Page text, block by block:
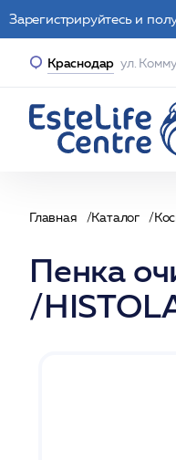
Зарегистрируйтесь и
Краснодар ул.
Главная Каталог
Пенка
/